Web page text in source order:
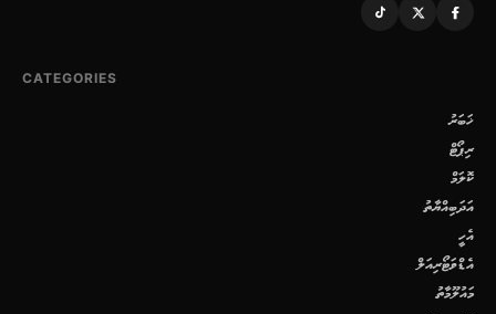
CATEGORIES
ޚަބަރު
ރިޕޯޓް
ކޮލަމް
އަދަބިއްޔާތު
އެހީ
އެޑްވަޓޯރިއަލް
މައުލޫމާތު